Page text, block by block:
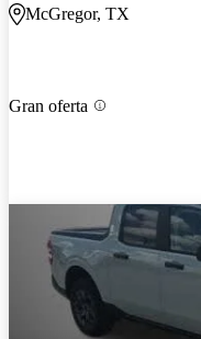
McGregor, TX
Gran oferta